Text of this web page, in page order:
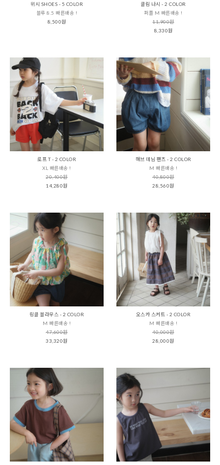
위시 SHOES - 5 COLOR
블루 8.5 빠른배송 !
8,500원
클림 나시 - 2 COLOR
퍼플 M 빠른배송 !
11,900원
8,330원
로프 T - 2 COLOR
XL 빠른배송 !
20,400원
14,280원
해브 데님 팬츠 - 2 COLOR
M 빠른배송 !
40,800원
28,560원
링클 블라우스 - 2 COLOR
M 빠른배송 !
47,600원
33,320원
오스카 스커트 - 2 COLOR
M 빠른배송 !
40,000원
28,000원